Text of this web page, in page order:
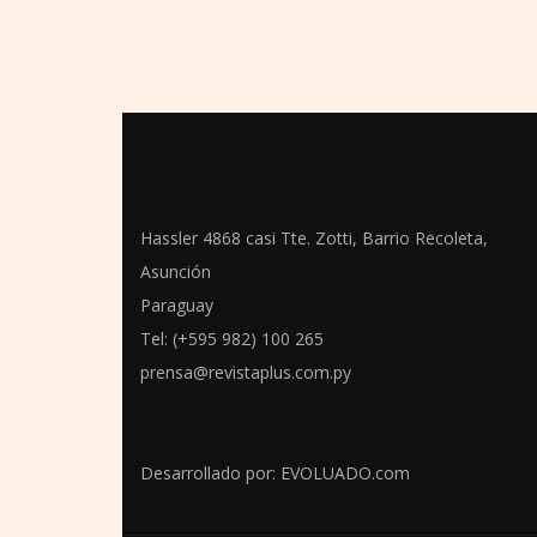
Hassler 4868 casi Tte. Zotti, Barrio Recoleta,
Asunción
Paraguay
Tel: (+595 982) 100 265
prensa@revistaplus.com.py
Desarrollado por: EVOLUADO.com